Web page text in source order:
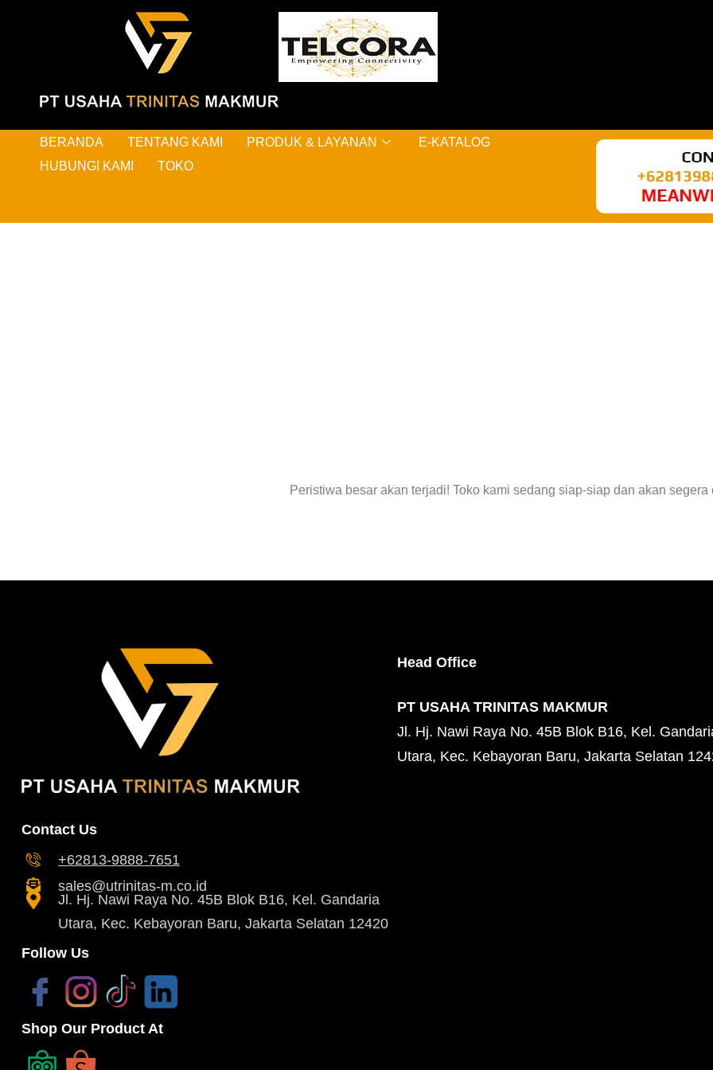
BERANDA TENTANG KAMI PRODUK & LAYANAN
E-KATALOG
HUBUNGI KAMI
TOKO
Peristiwa besar akan terjadi! Toko kami sedang siap-siap dan akan segera
Contact Us
+62813-9888-7651
sales@utrinitas-m.co.id
Jl. Hj. Nawi Raya No. 45B Blok B16, Kel. Gandaria
Utara, Kec. Kebayoran Baru, Jakarta Selatan 12420
Follow Us
Shop Our Product At
Head Office
PT USAHA TRINITAS MAKMUR
Jl. Hj. Nawi Raya No. 45B Blok B16, Kel.
Utara, Kec. Kebayoran Baru, Jakarta Selatan